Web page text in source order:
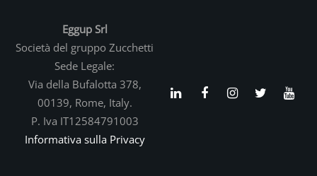
Eggup Srl
Società del gruppo Zucchetti
Sede Legale:
Via della Bufalotta 378,
00139, Rome, Italy.
P. Iva IT12584791003
Informativa sulla Privacy